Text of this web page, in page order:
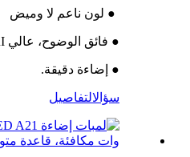
● لون ناعم لا وميض
● فائق الوضوح، عالي CRI،
● إضاءة دقيقة.
سؤالالتفاصيل